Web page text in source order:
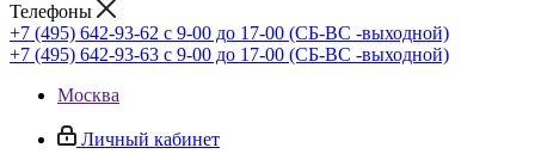
Телефоны
+7 (495) 642-93-62 c 9-00 до 17-00 (СБ-ВС -выходной)
+7 (495) 642-93-63 c 9-00 до 17-00 (СБ-ВС -выходной)
Москва
Личный кабинет